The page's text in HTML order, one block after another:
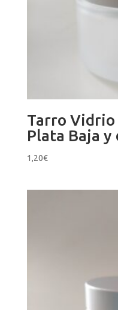
Tarro Vidrio
Plata Baja y
1,20€